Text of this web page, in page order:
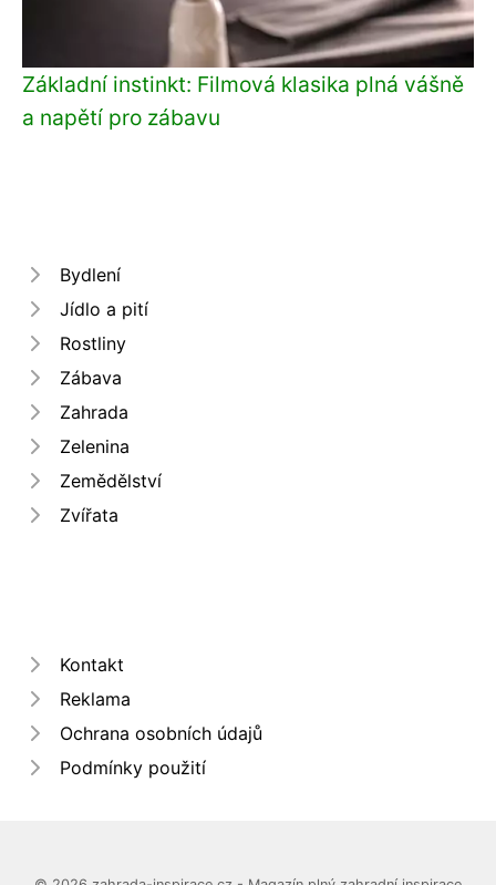
Základní instinkt: Filmová klasika plná vášně
a napětí pro zábavu
Bydlení
Jídlo a pití
Rostliny
Zábava
Zahrada
Zelenina
Zemědělství
Zvířata
Kontakt
Reklama
Ochrana osobních údajů
Podmínky použití